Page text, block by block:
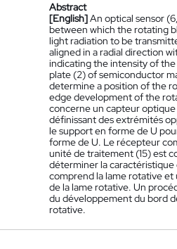
Abstract
[English]An optical sensor
between which the rotating
light radiation to be
aligned in a radial direction
indicating the intensity of
plate (2) of semiconductor
determine a position of the
edge development of the
concerne un capteur
définissant des extrémités
le support en forme de U
forme de U. Le récepteur
unité de traitement (15) est
déterminer la
comprend la lame rotative
de la lame rotative. Un
du développement du bord
rotative.